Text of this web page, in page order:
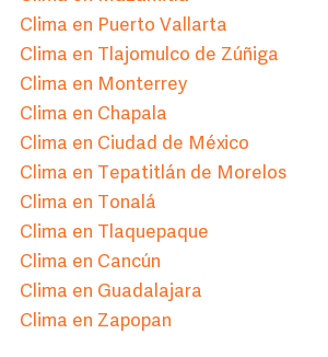
Clima en Puerto Vallarta
Clima en Tlajomulco de Zúñiga
Clima en Monterrey
Clima en Chapala
Clima en Ciudad de México
Clima en Tepatitlán de Morelos
Clima en Tonalá
Clima en Tlaquepaque
Clima en Cancún
Clima en Guadalajara
Clima en Zapopan